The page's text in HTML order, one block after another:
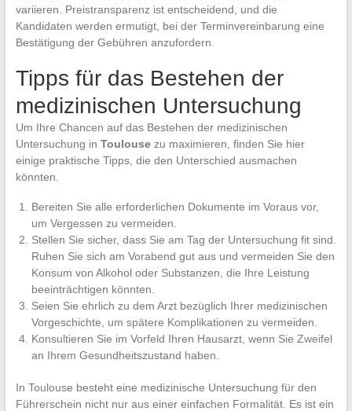
variieren. Preistransparenz ist entscheidend, und die
Kandidaten werden ermutigt, bei der Terminvereinbarung eine
Bestätigung der Gebühren anzufordern.
Tipps für das Bestehen der
medizinischen Untersuchung
Um Ihre Chancen auf das Bestehen der medizinischen
Untersuchung in Toulousezu maximieren, finden Sie hier
einige praktische Tipps, die den Unterschied ausmachen
könnten.
Bereiten Sie alle erforderlichen Dokumente im Voraus vor,
um Vergessen zu vermeiden.
Stellen Sie sicher, dass Sie am Tag der Untersuchung fit sind.
Ruhen Sie sich am Vorabend gut aus und vermeiden Sie den
Konsum von Alkohol oder Substanzen, die Ihre Leistung
beeinträchtigen könnten.
Seien Sie ehrlich zu dem Arzt bezüglich Ihrer medizinischen
Vorgeschichte, um spätere Komplikationen zu vermeiden.
Konsultieren Sie im Vorfeld Ihren Hausarzt, wenn Sie Zweifel
an Ihrem Gesundheitszustand haben.
In Toulouse besteht eine medizinische Untersuchung für den
Führerschein nicht nur aus einer einfachen Formalität. Es ist ein